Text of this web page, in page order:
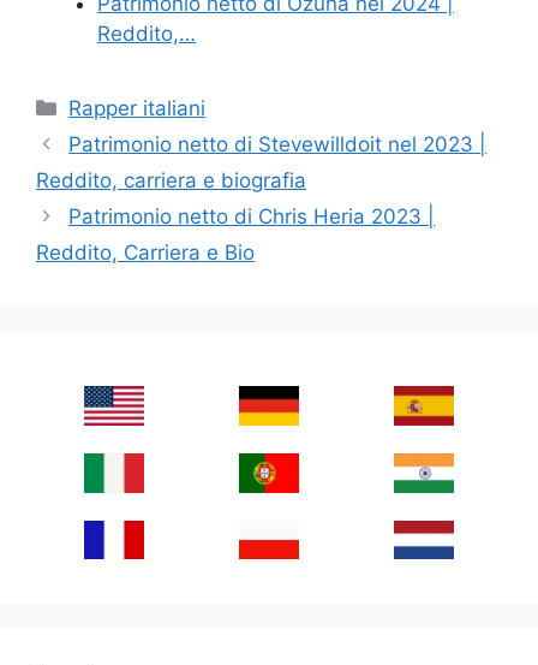
Reddito,…
Categories
Rapper italiani
Patrimonio netto di Stevewilldoit nel 2023 |
Reddito, carriera e biografia
Patrimonio netto di Chris Heria 2023 |
Reddito, Carriera e Bio